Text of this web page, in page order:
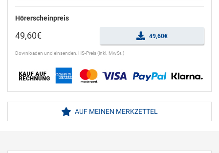
Hörerscheinpreis
49,60€ 49,60€
Downloaden und einsenden, HS-Preis (inkl. MwSt.)
AUF MEINEN MERKZETTEL